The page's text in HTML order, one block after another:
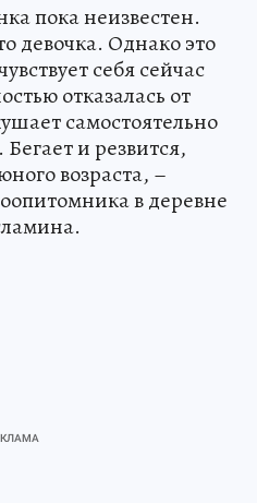
пока неизвестен.
девочка. Однако это
себя сейчас
отказалась от
самостоятельно
и резвится,
возраста, –
в деревне